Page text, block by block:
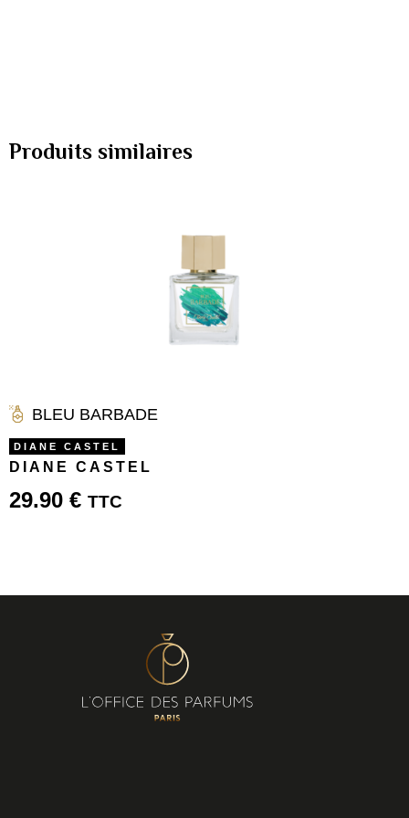
Produits similaires
BLEU BARBADE
DIANE CASTEL
DIANE CASTEL
29.90 € TTC